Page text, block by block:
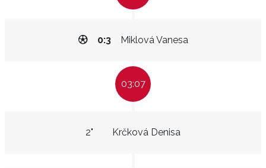
Miklová Vanesa
0:3
03:07
Krčková Denisa
2"